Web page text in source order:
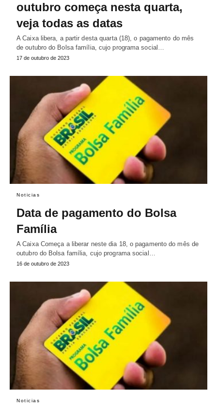
outubro começa nesta quarta,
veja todas as datas
A Caixa libera, a partir desta quarta (18), o pagamento do mês
de outubro do Bolsa família, cujo programa social…
17 de outubro de 2023
Noticias
Data de pagamento do Bolsa
Família
A Caixa Começa a liberar neste dia 18, o pagamento do mês de
outubro do Bolsa família, cujo programa social…
16 de outubro de 2023
Noticias